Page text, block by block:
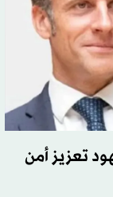
تعزيز أمن